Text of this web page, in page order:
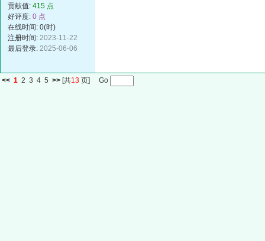
贡献值: 415 点
好评度: 0 点
在线时间: 0(时)
注册时间: 2023-11-22
最后登录: 2025-06-06
<< 1 2 3 4 5 >> [共13 页] Go